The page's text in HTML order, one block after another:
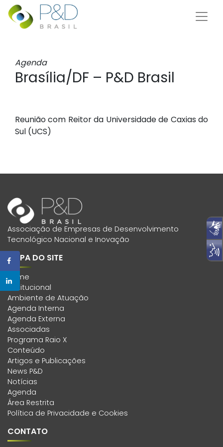
Agenda
Brasília/DF – P&D Brasil
Reunião com Reitor da Universidade de Caxias do
Sul (UCS)
Associação de Empresas de Desenvolvimento
Tecnológico Nacional e Inovação
MAPA DO SITE
Home
Institucional
Ambiente de Atuação
Agenda Interna
Agenda Externa
Associadas
Programa Raio X
Conteúdo
Artigos e Publicações
News P&D
Notícias
Agenda
Área Restrita
Política de Privacidade e Cookies
CONTATO